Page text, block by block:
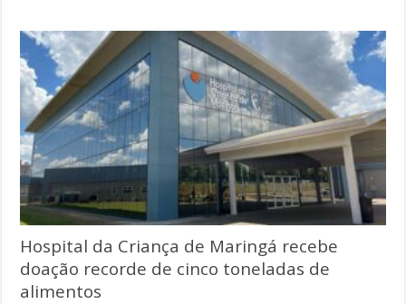
Hospital da Criança de Maringá recebe
doação recorde de cinco toneladas de
alimentos